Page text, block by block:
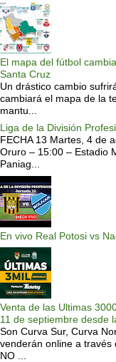
El mapa del fútbol
Santa Cruz
Un drástico cambio
cambiará el mapa de la
mantu...
Liga de la División
FECHA 13 Martes, 4 de
Oruro – 15:00 – Estadio
Paniag...
En vivo Real Potosi vs
Venta de las Ultimas
11 de septiembre desde
Son Curva Sur, Curva
venderán online a
NO ...